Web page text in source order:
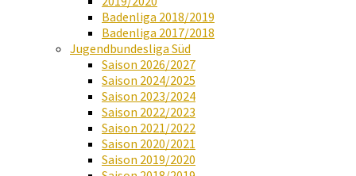
Badenliga 2018/2019
Badenliga 2017/2018
Jugendbundesliga Süd
Saison 2026/2027
Saison 2024/2025
Saison 2023/2024
Saison 2022/2023
Saison 2021/2022
Saison 2020/2021
Saison 2019/2020